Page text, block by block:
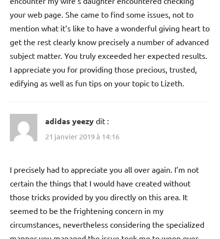
your web page. She came to find some issues, not to
mention what it’s like to have a wonderful giving heart to
get the rest clearly know precisely a number of advanced
subject matter. You truly exceeded her expected results.
I appreciate you for providing those precious, trusted,
edifying as well as fun tips on your topic to Lizeth.
adidas yeezy dit :
21 janvier 2019 à 14:16
I precisely had to appreciate you all over again. I’m not
certain the things that I would have created without
those tricks provided by you directly on this area. It
seemed to be the frightening concern in my
circumstances, nevertheless considering the specialized